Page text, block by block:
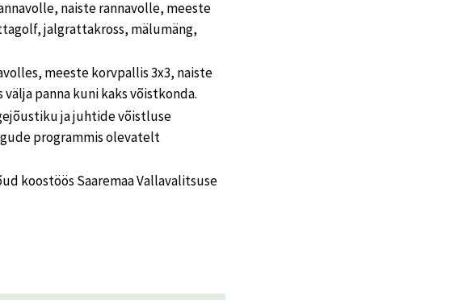
naiste rannavolle, meeste
jalgrattakross, mälumäng,
meeste korvpallis 3x3, naiste
panna kuni kaks võistkonda.
ja juhtide võistluse
programmis olevatelt
koostöös Saaremaa Vallavalitsuse